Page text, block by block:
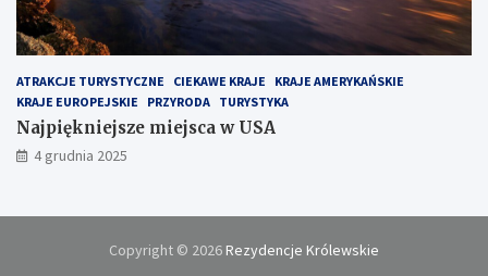
ATRAKCJE TURYSTYCZNE CIEKAWE KRAJE
KRAJE AMERYKAŃSKIE
KRAJE EUROPEJSKIE
PRZYRODA TURYSTYKA
Najpiękniejsze miejsca w USA
4 grudnia 2025
Copyright © 2026Rezydencje Królewskie